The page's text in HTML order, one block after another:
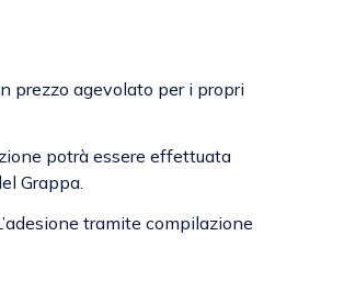
prezzo agevolato per i propri
potrà essere effettuata
Grappa.
tramite compilazione